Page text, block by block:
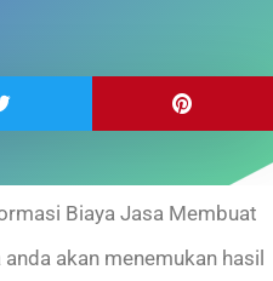
Biaya Jasa Membuat
akan menemukan hasil